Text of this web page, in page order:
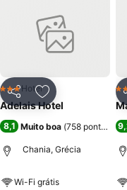
PartilharAdicionar aos
3 Estrelas
Hotel
Adelais Hotel
8,1 Muito boa (758
Chania, Grécia
Wi-Fi grátis
4